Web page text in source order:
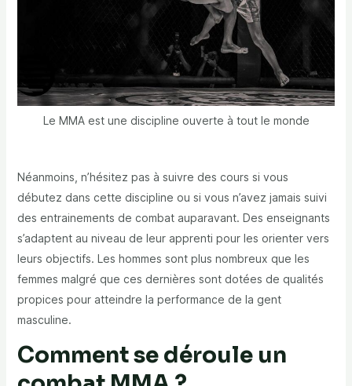
Le MMA est une discipline ouverte à tout le monde
Néanmoins, n’hésitez pas à suivre des cours si vous
débutez dans cette discipline ou si vous n’avez jamais suivi
des entrainements de combat auparavant. Des enseignants
s’adaptent au niveau de leur apprenti pour les orienter vers
leurs objectifs. Les hommes sont plus nombreux que les
femmes malgré que ces dernières sont dotées de qualités
propices pour atteindre la performance de la gent
masculine.
Comment se déroule un